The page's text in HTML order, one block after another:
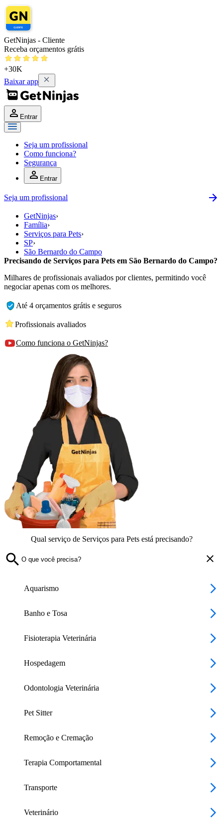
GetNinjas - Cliente
Receba orçamentos grátis
+30K
Baixar app
Entrar
Seja um profissional
Como funciona?
Segurança
Entrar
Seja um profissional
GetNinjas›
Família›
Serviços para Pets›
SP›
São Bernardo do Campo
Precisando de Serviços para Pets em São Bernardo do Campo?
Milhares de profissionais avaliados por clientes, permitindo você
negociar apenas com os melhores.
Até 4 orçamentos grátis e seguros
Profissionais avaliados
Como funciona o GetNinjas?
Qual serviço de Serviços para Pets está precisando?
Aquarismo
Banho e Tosa
Fisioterapia Veterinária
Hospedagem
Odontologia Veterinária
Pet Sitter
Remoção e Cremação
Terapia Comportamental
Transporte
Veterinário